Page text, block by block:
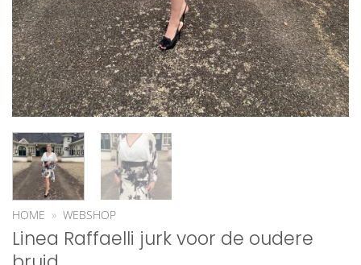
HOME » WEBSHOP
Linea Raffaelli jurk voor de oudere